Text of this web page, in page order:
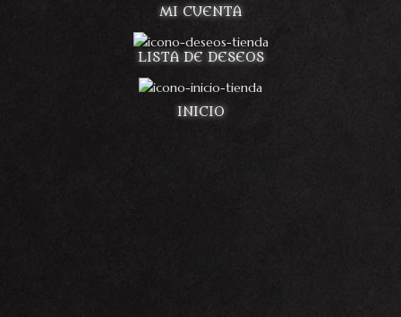
MI CUENTA
LISTA DE DESEOS
INICIO